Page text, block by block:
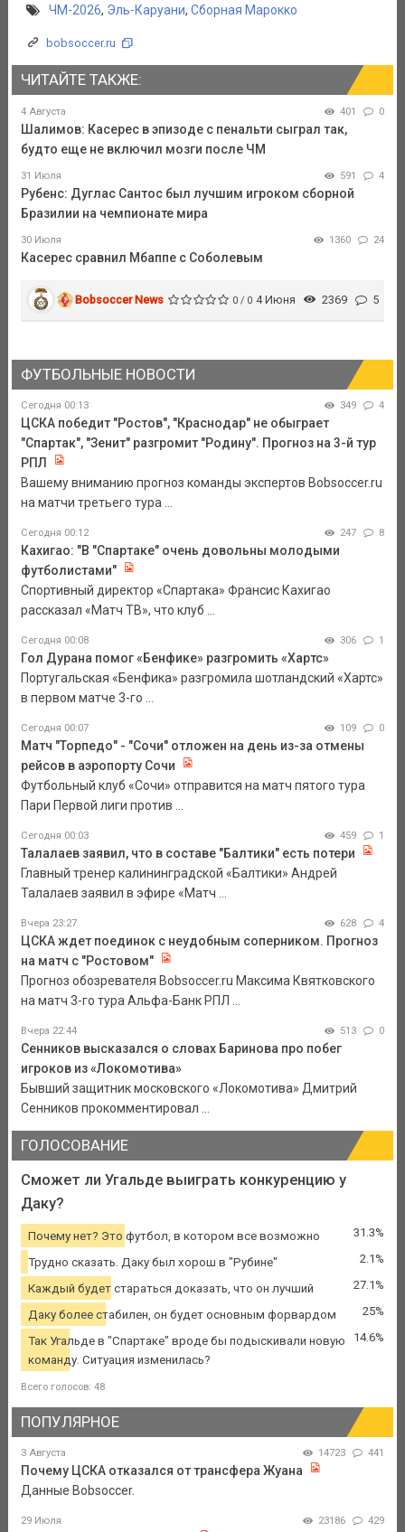
ЧМ-2026, Эль-Каруани, Сборная Марокко
bobsoccer.ru
ЧИТАЙТЕ ТАКЖЕ:
4 Августа 401 0
Шалимов: Касерес в эпизоде с пенальти сыграл так,
будто еще не включил мозги после ЧМ
31 Июля 591 4
Рубенс: Дуглас Сантос был лучшим игроком сборной
Бразилии на чемпионате мира
30 Июля 1360 24
Касерес сравнил Мбаппе с Соболевым
Bobsoccer News 0 / 0 4 Июня 2369 5
ФУТБОЛЬНЫЕ НОВОСТИ
Сегодня 00:13 349 4
ЦСКА победит "Ростов", "Краснодар" не обыграет
"Спартак", "Зенит" разгромит "Родину". Прогноз на 3-й тур
РПЛ
Вашему вниманию прогноз команды экспертов Bobsoccer.ru
на матчи третьего тура ...
Сегодня 00:12 247 8
Кахигао: "В "Спартаке" очень довольны молодыми
футболистами"
Спортивный директор «Спартака» Франсис Кахигао
рассказал «Матч ТВ», что клуб ...
Сегодня 00:08 306 1
Гол Дурана помог «Бенфике» разгромить «Хартс»
Португальская «Бенфика» разгромила шотландский «Хартс»
в первом матче 3-го ...
Сегодня 00:07 109 0
Матч "Торпедо" - "Сочи" отложен на день из-за отмены
рейсов в аэропорту Сочи
Футбольный клуб «Сочи» отправится на матч пятого тура
Пари Первой лиги против ...
Сегодня 00:03 459 1
Талалаев заявил, что в составе "Балтики" есть потери
Главный тренер калининградской «Балтики» Андрей
Талалаев заявил в эфире «Матч ...
Вчера 23:27 628 4
ЦСКА ждет поединок с неудобным соперником. Прогноз
на матч с "Ростовом"
Прогноз обозревателя Bobsoccer.ru Максима Квятковского
на матч 3-го тура Альфа-Банк РПЛ ...
Вчера 22:44 513 0
Сенников высказался о словах Баринова про побег
игроков из «Локомотива»
Бывший защитник московского «Локомотива» Дмитрий
Сенников прокомментировал ...
ГОЛОСОВАНИЕ
Сможет ли Угальде выиграть конкуренцию у
Даку?
Почему нет? Это футбол, в котором все возможно 31.3%
Трудно сказать. Даку был хорош в "Рубине" 2.1%
Каждый будет стараться доказать, что он лучший 27.1%
Даку более стабилен, он будет основным форвардом 25%
Так Угальде в "Спартаке" вроде бы подыскивали новую
команду. Ситуация изменилась?
14.6%
Всего голосов: 48
ПОПУЛЯРНОЕ
3 Августа 14723 441
Почему ЦСКА отказался от трансфера Жуана
Данные Bobsoccer.
29 Июля 23186 429